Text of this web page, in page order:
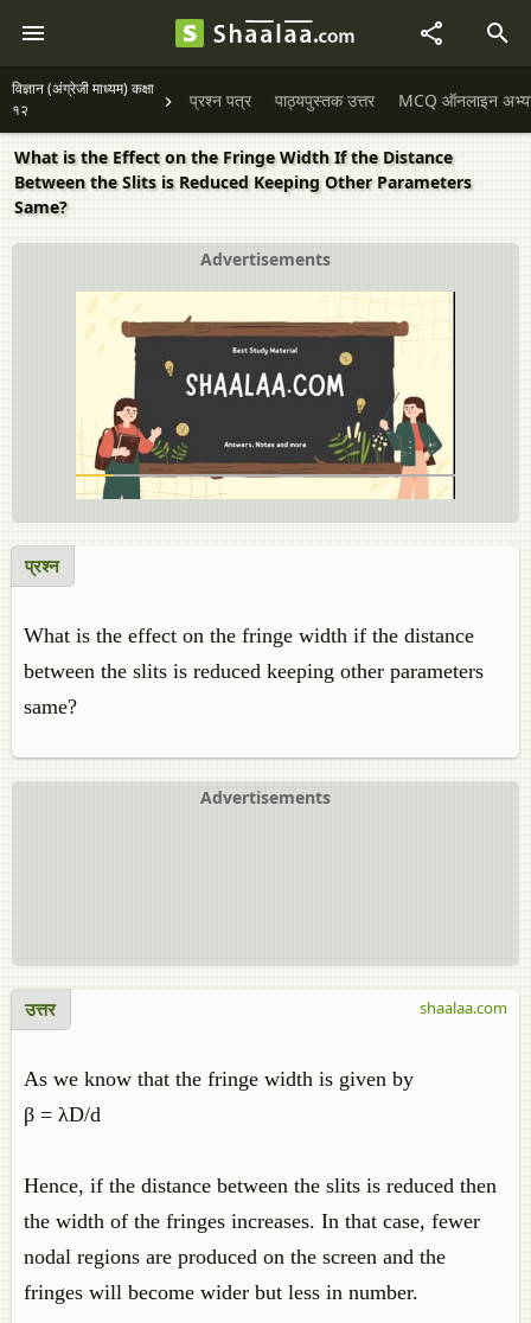
विज्ञान (अंग्रेजी माध्यम) कक्षा
१२
प्रश्न पत्र पाठ्यपुस्तक उत्तर MCQ ऑनलाइन
What is the Effect on the Fringe Width If the Distance
Between the Slits is Reduced Keeping Other Parameters
Same?
Advertisements
प्रश्न
What is the effect on the fringe width if the distance
between the slits is reduced keeping other parameters
same?
Advertisements
उत्तर
As we know that the fringe width is given by
β = λD/d
Hence, if the distance between the slits is reduced then
the width of the fringes increases. In that case, fewer
nodal regions are produced on the screen and the
fringes will become wider but less in number.
shaalaa.com